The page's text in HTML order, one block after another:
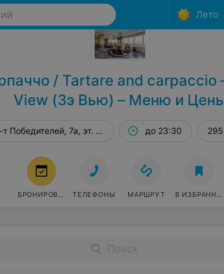
Лето
/ Tartare and carpaccio
View (Зэ Вью) – Меню и
Победителей, 7а, эт. 28 до 23:30
БРОНИРОВАТЬ ТЕЛЕФОНЫ МАРШРУТ В ИЗБРАННОЕ